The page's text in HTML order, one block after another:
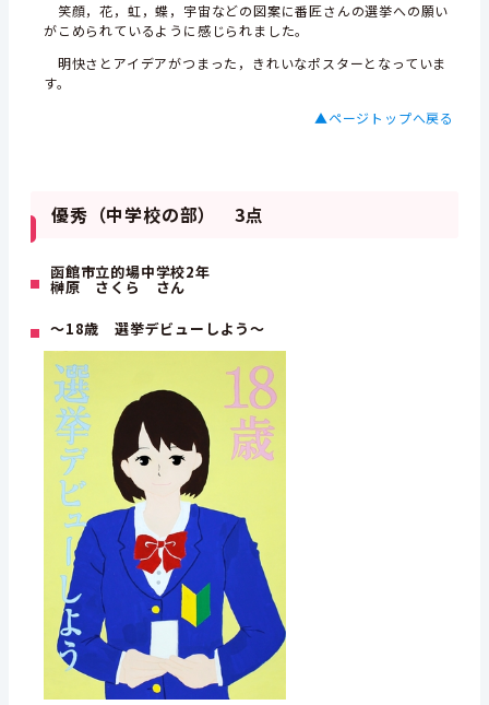
笑顔，花，虹，蝶，宇宙などの図案に番匠さんの選挙への願い
がこめられているように感じられました。
明快さとアイデアがつまった，きれいなポスターとなっていま
す。
▲ページトップへ戻る
優秀（中学校の部） 3点
函館市立的場中学校2年
榊原 さくら さん
～18歳 選挙デビューしよう～